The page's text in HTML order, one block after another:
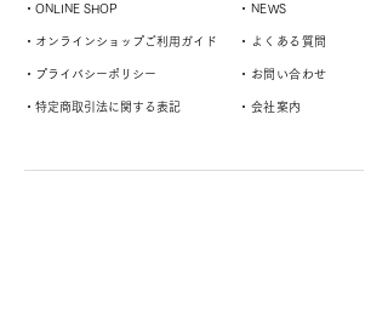
・ONLINE SHOP
・オンラインショップご利用ガイド
・プライバシーポリシー
・特定商取引法に関する表記
・NEWS
・よくある質問
・お問い合わせ
・会社案内